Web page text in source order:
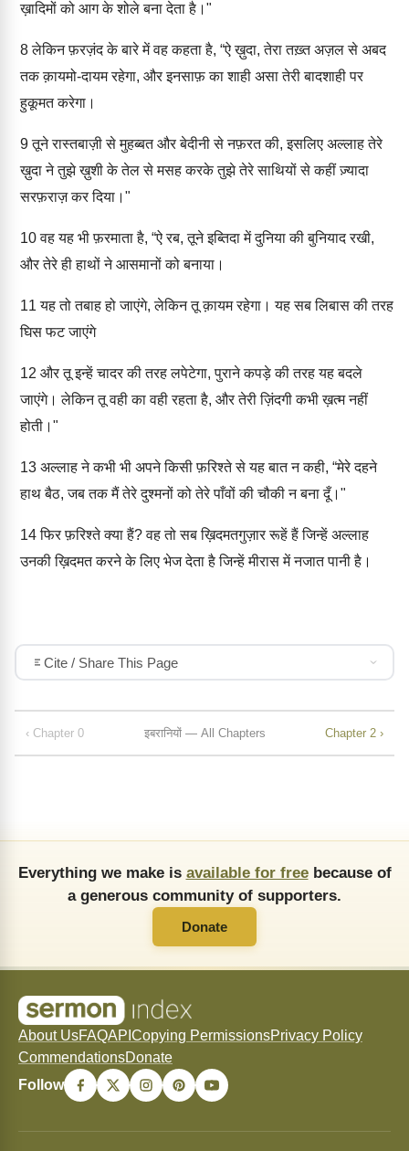
ख़ादिमों को आग के शोले बना देता है।"
8लेकिन फ़रज़ंद के बारे में वह कहता है, “ऐ ख़ुदा, तेरा तख़्त अज़ल से अबद
तक क़ायमो-दायम रहेगा, और इनसाफ़ का शाही असा तेरी बादशाही पर
हुकूमत करेगा।
9तूने रास्तबाज़ी से मुहब्बत और बेदीनी से नफ़रत की, इसलिए अल्लाह तेरे
ख़ुदा ने तुझे ख़ुशी के तेल से मसह करके तुझे तेरे साथियों से कहीं ज़्यादा
सरफ़राज़ कर दिया।"
10वह यह भी फ़रमाता है, “ऐ रब, तूने इब्तिदा में दुनिया की बुनियाद रखी,
और तेरे ही हाथों ने आसमानों को बनाया।
11 यह तो तबाह हो जाएंगे, लेकिन तू क़ायम रहेगा। यह सब लिबास की तरह
घिस फट जाएंगे
12 और तू इन्हें चादर की तरह लपेटेगा, पुराने कपड़े की तरह यह बदले
जाएंगे। लेकिन तू वही का वही रहता है, और तेरी ज़िंदगी कभी ख़त्म नहीं
होती।"
13 अल्लाह ने कभी भी अपने किसी फ़रिश्ते से यह बात न कही, “मेरे दहने
हाथ बैठ, जब तक मैं तेरे दुश्मनों को तेरे पाँवों की चौकी न बना दूँ।"
14फिर फ़रिश्ते क्या हैं? वह तो सब ख़िदमतगुज़ार रूहें हैं जिन्हें अल्लाह
उनकी ख़िदमत करने के लिए भेज देता है जिन्हें मीरास में नजात पानी है।
Cite / Share This Page
‹ Chapter 0 इबरानियों — All Chapters Chapter 2 ›
Everything we make is available for freebecause of
a generous community of supporters.
Donate
About UsFAQAPI Copying PermissionsPrivacy Policy
CommendationsDonate
Follow